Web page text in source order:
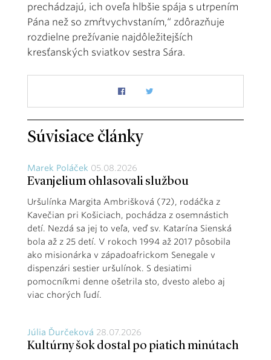
prechádzajú, ich oveľa hlbšie spája s utrpením
Pána než so zmŕtvychvstaním,“ zdôrazňuje
rozdielne prežívanie najdôležitejších
kresťanských sviatkov sestra Sára.
Súvisiace články
Marek Poláček 05.08.2026
Evanjelium ohlasovali službou
Uršulínka Margita Ambrišková (72), rodáčka z
Kavečian pri Košiciach, pochádza z osemnástich
detí. Nezdá sa jej to veľa, veď sv. Katarína Sienská
bola až z 25 detí. V rokoch 1994 až 2017 pôsobila
ako misionárka v západoafrickom Senegale v
dispenzári sestier uršulínok. S desiatimi
pomocníkmi denne ošetrila sto, dvesto alebo aj
viac chorých ľudí.
Júlia Ďurčeková 28.07.2026
Kultúrny šok dostal po piatich minútach